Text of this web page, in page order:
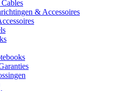
& Accessoires